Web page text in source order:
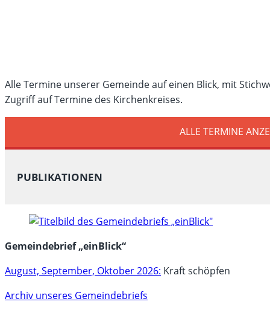
Alle Termine unserer Gemeinde auf einen Blick, mit
Zugriff auf Termine des Kirchenkreises.
ALLE TERMINE
PUBLIKATIONEN
Gemeindebrief „einBlick“
August, September, Oktober 2026: Kraft schöpfen
Archiv unseres Gemeindebriefs